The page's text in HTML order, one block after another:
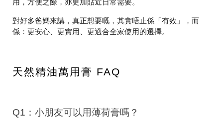
用，方便之餘，亦更加貼近日常需要。
對好多爸媽來講，真正想要嘅，其實唔止係「有效」，而
係：更安心、更實用、更適合全家使用的選擇。
天然精油萬用膏 FAQ
Q1：小朋友可以用薄荷膏嗎？